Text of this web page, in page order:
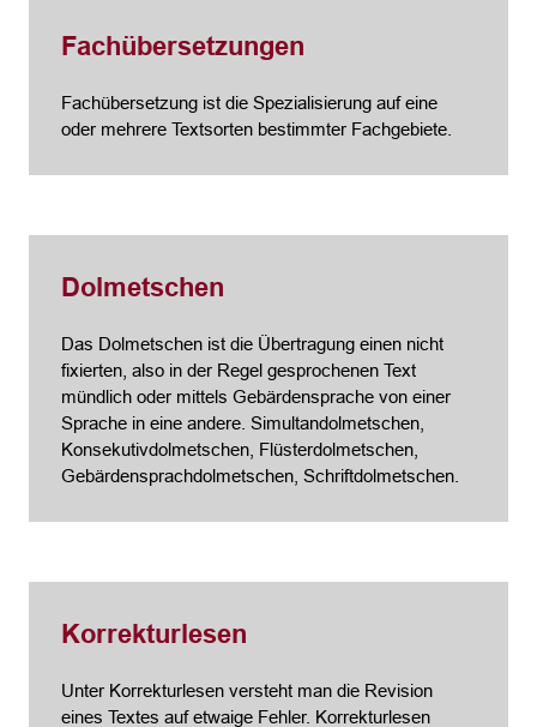
Fachübersetzungen
Fachübersetzung ist die Spezialisierung auf eine
oder mehrere Textsorten bestimmter Fachgebiete.
Dolmetschen
Das Dolmetschen ist die Übertragung einen nicht
fixierten, also in der Regel gesprochenen Text
mündlich oder mittels Gebärdensprache von einer
Sprache in eine andere. Simultandolmetschen,
Konsekutivdolmetschen, Flüsterdolmetschen,
Gebärdensprachdolmetschen, Schriftdolmetschen.
Korrekturlesen
Unter Korrekturlesen versteht man die Revision
eines Textes auf etwaige Fehler. Korrekturlesen